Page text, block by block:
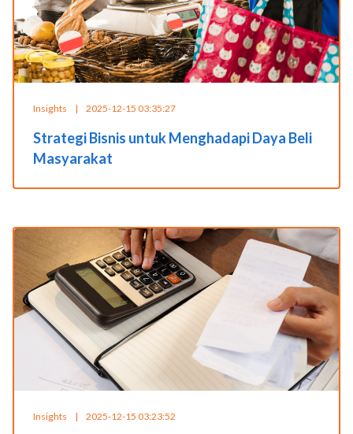
Insights | 2025-12-15 03:35:27
Strategi Bisnis untuk Menghadapi Daya Beli
Masyarakat
Insights | 2025-12-15 03:23:52